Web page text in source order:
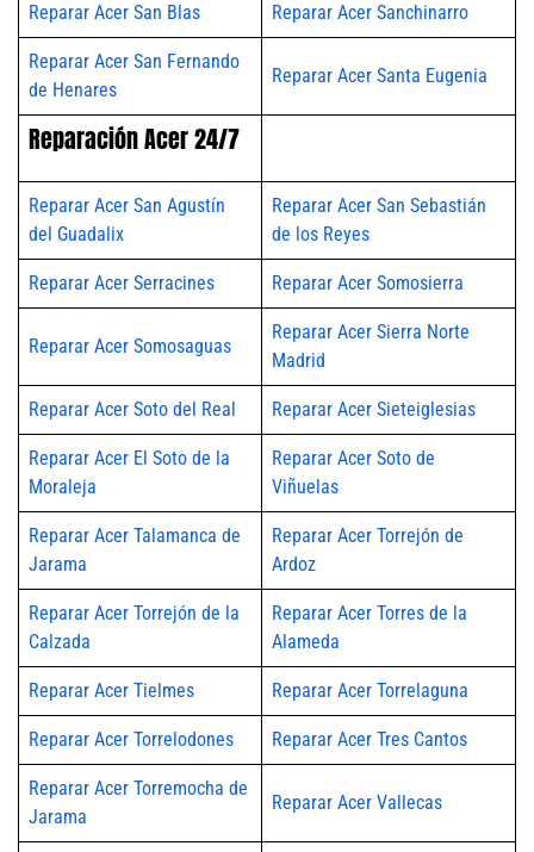
Reparar Acer San Blas Reparar Acer Sanchinarro
Reparar Acer San Fernando
de Henares
Reparar Acer Santa Eugenia
Reparación Acer 24/7
Reparar Acer San Agustín
del Guadalix
Reparar Acer San Sebastián
de los Reyes
Reparar Acer Serracines Reparar Acer Somosierra
Reparar Acer Somosaguas
Reparar Acer Sierra Norte
Madrid
Reparar Acer Soto del Real Reparar Acer Sieteiglesias
Reparar Acer El Soto de la
Moraleja
Reparar Acer Soto de
Viñuelas
Reparar Acer Talamanca de
Jarama
Reparar Acer Torrejón de
Ardoz
Reparar Acer Torrejón de la
Calzada
Reparar Acer Torres de la
Alameda
Reparar Acer Tielmes Reparar Acer Torrelaguna
Reparar Acer Torrelodones Reparar Acer Tres Cantos
Reparar Acer Torremocha de
Jarama
Reparar Acer Vallecas